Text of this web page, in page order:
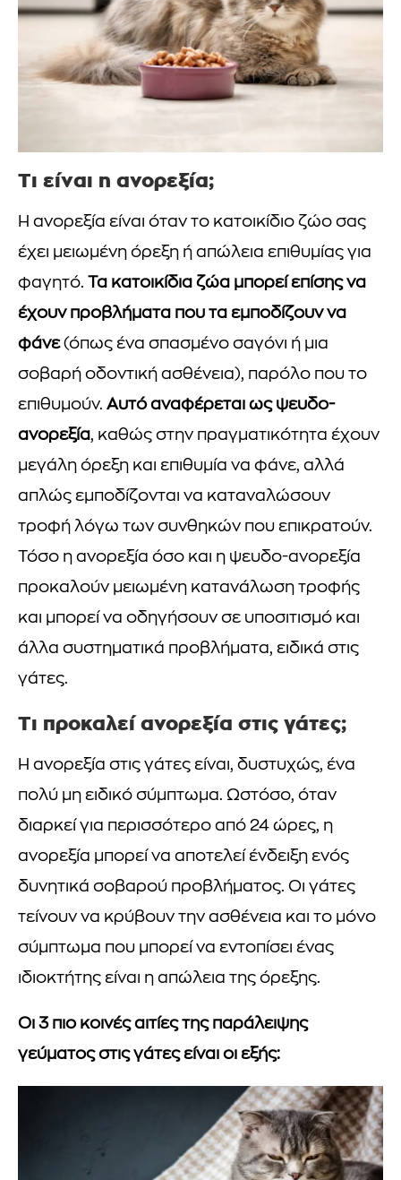
Τι είναι η ανορεξία;
Η ανορεξία είναι όταν το κατοικίδιο ζώο σας
έχει μειωμένη όρεξη ή απώλεια επιθυμίας για
φαγητό. Τα κατοικίδια ζώα μπορεί επίσης να
έχουν προβλήματα που τα εμποδίζουν να
φάνε(όπως ένα σπασμένο σαγόνι ή μια
σοβαρή οδοντική ασθένεια), παρόλο που το
επιθυμούν. Αυτό αναφέρεται ως ψευδο-
ανορεξία, καθώς στην πραγματικότητα έχουν
μεγάλη όρεξη και επιθυμία να φάνε, αλλά
απλώς εμποδίζονται να καταναλώσουν
τροφή λόγω των συνθηκών που επικρατούν.
Τόσο η ανορεξία όσο και η ψευδο-ανορεξία
προκαλούν μειωμένη κατανάλωση τροφής
και μπορεί να οδηγήσουν σε υποσιτισμό και
άλλα συστηματικά προβλήματα, ειδικά στις
γάτες.
Τι προκαλεί ανορεξία στις γάτες;
Η ανορεξία στις γάτες είναι, δυστυχώς, ένα
πολύ μη ειδικό σύμπτωμα. Ωστόσο, όταν
διαρκεί για περισσότερο από 24 ώρες, η
ανορεξία μπορεί να αποτελεί ένδειξη ενός
δυνητικά σοβαρού προβλήματος. Οι γάτες
τείνουν να κρύβουν την ασθένεια και το μόνο
σύμπτωμα που μπορεί να εντοπίσει ένας
ιδιοκτήτης είναι η απώλεια της όρεξης.
Οι 3 πιο κοινές αιτίες της παράλειψης
γεύματος στις γάτες είναι οι εξής: